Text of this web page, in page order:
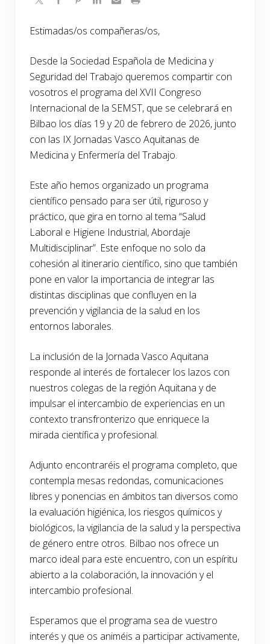
Estimadas/os compañeras/os,
Desde la Sociedad Española de Medicina y
Seguridad del Trabajo queremos compartir con
vosotros el programa del XVII Congreso
Internacional de la SEMST, que se celebrará en
Bilbao los días 19 y 20 de febrero de 2026, junto
con las IX Jornadas Vasco Aquitanas de
Medicina y Enfermería del Trabajo.
Este año hemos organizado un programa
científico pensado para ser útil, riguroso y
práctico, que gira en torno al tema “Salud
Laboral e Higiene Industrial, Abordaje
Multidisciplinar”. Este enfoque no solo da
cohesión al itinerario científico, sino que también
pone en valor la importancia de integrar las
distintas disciplinas que confluyen en la
prevención y vigilancia de la salud en los
entornos laborales.
La inclusión de la Jornada Vasco Aquitana
responde al interés de fortalecer los lazos con
nuestros colegas de la región Aquitana y de
impulsar el intercambio de experiencias en un
contexto transfronterizo que enriquece la
mirada científica y profesional.
Adjunto encontraréis el programa completo, que
contempla mesas redondas, comunicaciones
libres y ponencias en ámbitos tan diversos como
la evaluación higiénica, los riesgos químicos y
biológicos, la vigilancia de la salud y la perspectiva
de género entre otros. Bilbao nos ofrece un
marco ideal para este encuentro, con un espíritu
abierto a la colaboración, la innovación y el
intercambio profesional.
Esperamos que el programa sea de vuestro
interés y que os animéis a participar activamente,